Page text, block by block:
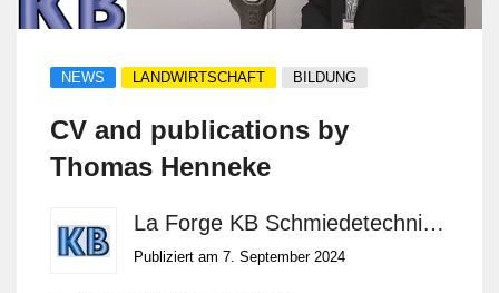
NEWS LANDWIRTSCHAFT BILDUNG
CV and publications by
Thomas Henneke
La Forge KB Schmiedetechnik GmbH
Publiziert am 7. September 2024